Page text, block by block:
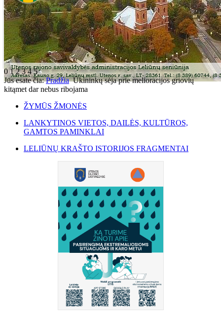
012345
Jūs esate čia:Pradžia Ūkininkų sėja prie melioracijos griovių
kitąmet dar nebus ribojama
ŽYMŪS ŽMONĖS
LANKYTINOS VIETOS, DAILĖS, KULTŪROS,
GAMTOS PAMINKLAI
LELIŪNŲ KRAŠTO ISTORIJOS FRAGMENTAI